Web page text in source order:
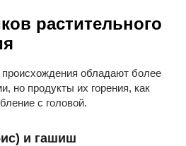
растительного
происхождения обладают более
но продукты их горения, как
с головой.
и гашиш